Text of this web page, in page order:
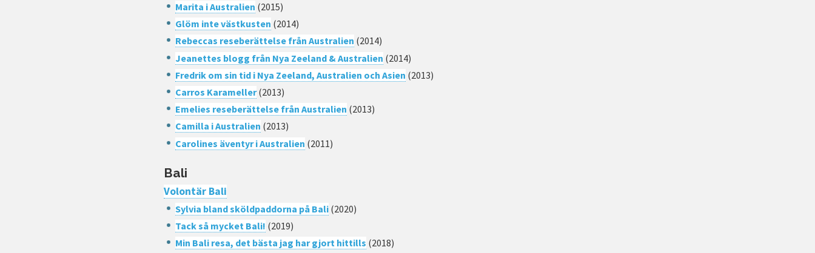
Marita i Australien (2015)
Glöm inte västkusten (2014)
Rebeccas reseberättelse från Australien (2014)
Jeanettes blogg från Nya Zeeland & Australien (2014)
Fredrik om sin tid i Nya Zeeland, Australien och Asien (2013)
Carros Karameller(2013)
Emelies reseberättelse från Australien (2013)
Camilla i Australien (2013)
Carolines äventyr i Australien (2011)
Bali
Volontär Bali
Sylvia bland sköldpaddorna på Bali (2020)
Tack så mycket Bali! (2019)
Min Bali resa, det bästa jag har gjort hittills (2018)